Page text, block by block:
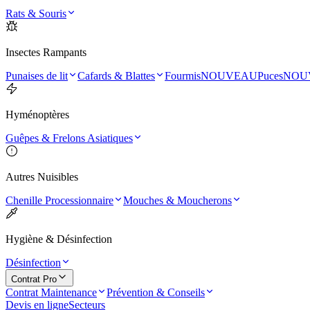
Rats & Souris
Insectes Rampants
Punaises de lit
Cafards & Blattes FourmisNOUVEAUPuces
Hyménoptères
Guêpes & Frelons Asiatiques
Autres Nuisibles
Chenille Processionnaire
Mouches & Moucherons
Hygiène & Désinfection
Désinfection
Contrat Pro
Contrat Maintenance
Prévention & Conseils
Devis en ligneSecteurs